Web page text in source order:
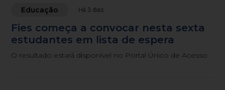
Educação Há 3 dias
Fies começa a convocar nesta sexta
estudantes em lista de espera
O resultado estará disponível no Portal Único de Acesso